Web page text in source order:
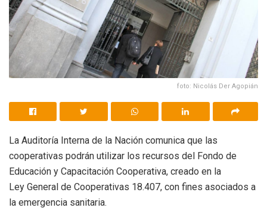
foto: Nicolás Der Agopián
La Auditoría Interna de la Nación comunica que las
cooperativas podrán utilizar los recursos del Fondo de
Educación y Capacitación Cooperativa, creado en la
Ley General de Cooperativas 18.407, con fines asociados a
la emergencia sanitaria.